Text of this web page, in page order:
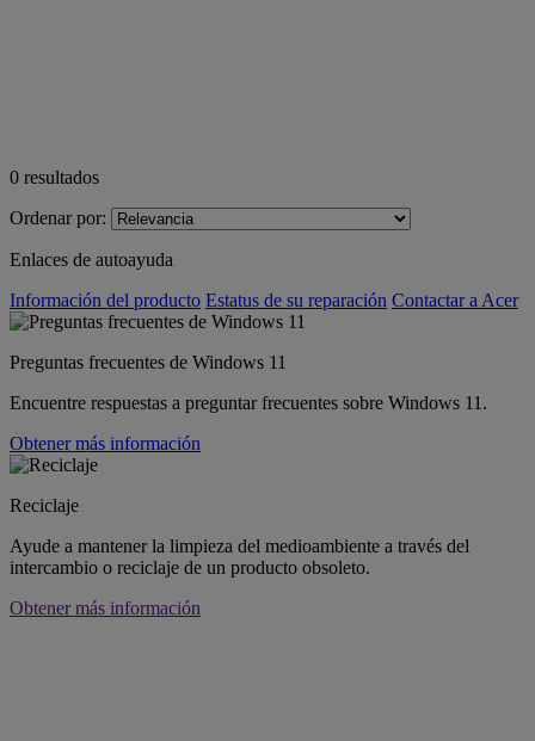
0 resultados
Ordenar por:
Enlaces de autoayuda
Información del producto Estatus de su reparación Contactar a Acer
Preguntas frecuentes de Windows 11
Encuentre respuestas a preguntar frecuentes sobre Windows 11.
Obtener más información
Reciclaje
Ayude a mantener la limpieza del medioambiente a través del
intercambio o reciclaje de un producto obsoleto.
Obtener más información